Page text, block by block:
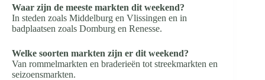
Waar zijn de meeste markten dit weekend?
In steden zoals Middelburg en Vlissingen en in
badplaatsen zoals Domburg en Renesse.
Welke soorten markten zijn er dit weekend?
Van rommelmarkten en braderieën tot streekmarkten en
seizoensmarkten.